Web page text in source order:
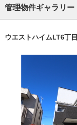
管理物件ギャラリー
ウエストハイムLT6丁目